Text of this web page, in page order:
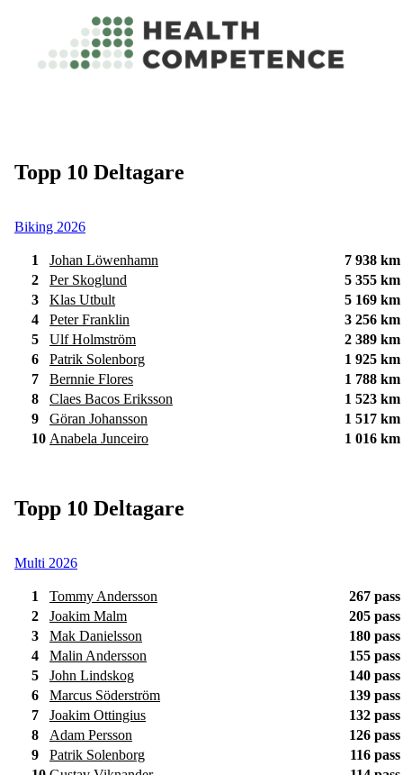
Topp 10 Deltagare
Biking 2026
1 Johan Löwenhamn
7 938 km
2
Per Skoglund
5 355 km
3
Klas Utbult
5 169 km
4
Peter Franklin
3 256 km
5
Ulf Holmström
2 389 km
6
Patrik Solenborg
1 925 km
7
Bernnie Flores
1 788 km
8
Claes Bacos Eriksson
1 523 km
9
Göran Johansson
1 517 km
10 Anabela Junceiro 1 016 km
Topp 10 Deltagare
Multi 2026
1 Tommy Andersson
267 pass
2
Joakim Malm
205 pass
3
Mak Danielsson
180 pass
4
Malin Andersson
155 pass
5
John Lindskog
140 pass
6
Marcus Söderström
139 pass
7
Joakim Ottingius
132 pass
8
Adam Persson
126 pass
9
Patrik Solenborg
116 pass